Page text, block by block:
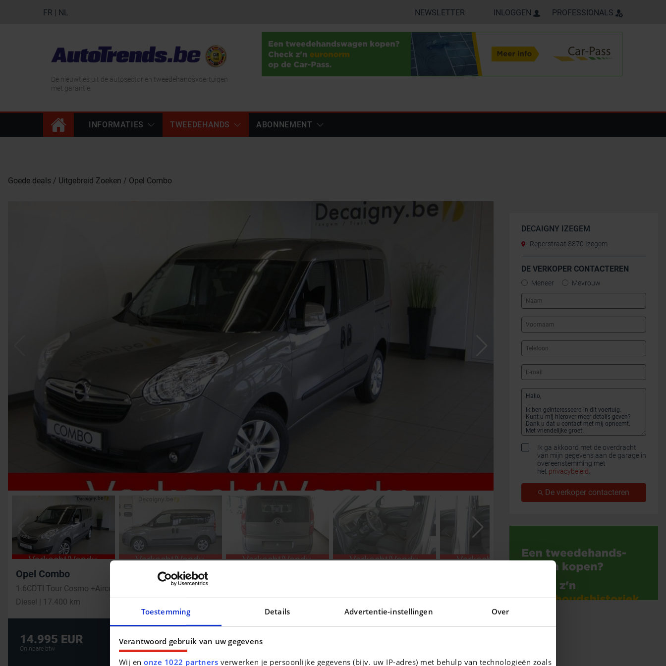
Toestemming Details Advertentie-instellingen Over
Verantwoord gebruik van uw gegevens
Wij enonze 1022 partners verwerken je persoonlijke gegevens (bijv. uw IP-adres) met behulp van technologieën zoals
FR | NL NEWSLETTER INLOGGEN PROFESSIONALS
De nieuwtjes uit de autosector en tweedehandsvoertuigen
met garantie.
INFORMATIES TWEEDEHANDS ABONNEMENT
Goede deals Uitgebreid Zoeken Opel Combo
Opel Combo
1.6CDTI Tour Cosmo +Airco+Sensoren+Alu Velgen
Diesel | 17.400 km
14.995 EUR
Oninbare btw
AUTOLENING
DECAIGNY IZEGEM
Reperstraat 8870 Izegem
DE VERKOPER CONTACTEREN
Meneer Mevrouw
Ik ga akkoord met de overdracht
van mijn gegevens aan de garage in
overeenstemming met
het privacybeleid
De verkoper contacteren